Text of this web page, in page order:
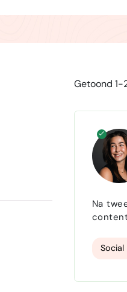
Getoond
Na
content
social
Social